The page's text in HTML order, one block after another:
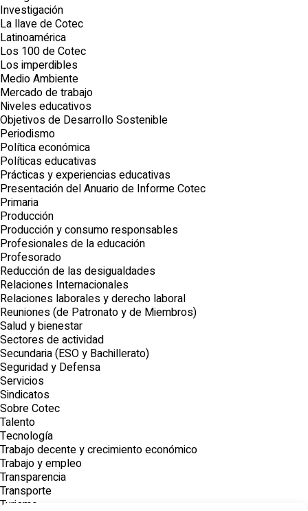
Investigación
La llave de Cotec
Latinoamérica
Los 100 de Cotec
Los imperdibles
Medio Ambiente
Mercado de trabajo
Niveles educativos
Objetivos de Desarrollo Sostenible
Periodismo
Política económica
Políticas educativas
Prácticas y experiencias educativas
Presentación del Anuario de Informe Cotec
Primaria
Producción
Producción y consumo responsables
Profesionales de la educación
Profesorado
Reducción de las desigualdades
Relaciones Internacionales
Relaciones laborales y derecho laboral
Reuniones (de Patronato y de Miembros)
Salud y bienestar
Sectores de actividad
Secundaria (ESO y Bachillerato)
Seguridad y Defensa
Servicios
Sindicatos
Sobre Cotec
Talento
Tecnología
Trabajo decente y crecimiento económico
Trabajo y empleo
Transparencia
Transporte
Turismo